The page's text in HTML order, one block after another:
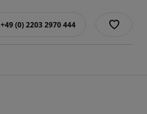
+49 (0) 2203 2970 444